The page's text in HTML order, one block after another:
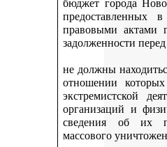
бюджет города
предоставленных
правовыми актами
задолженности
не должны
отношении
экстремистской
организаций и
сведения об их
массового